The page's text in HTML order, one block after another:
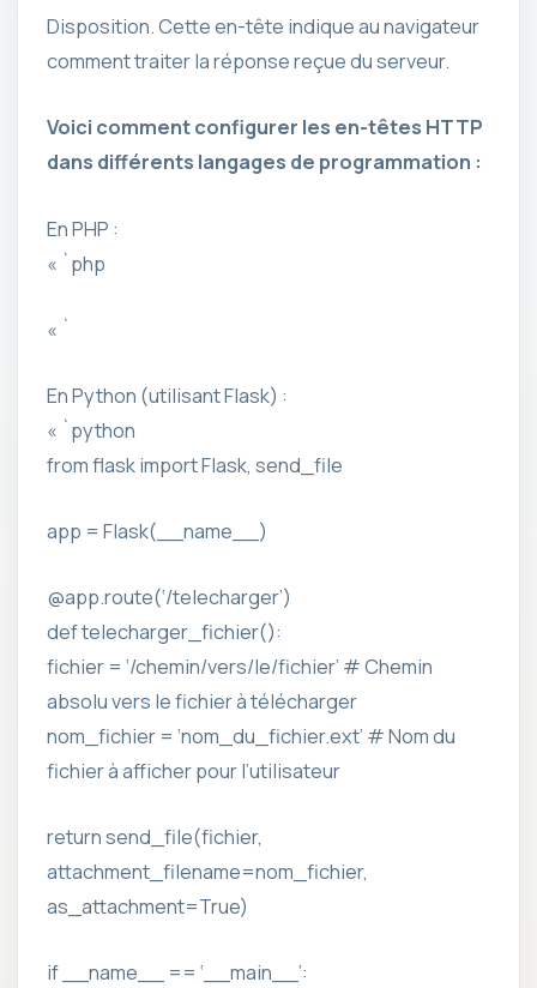
Disposition. Cette en-tête indique au navigateur
comment traiter la réponse reçue du serveur.
Voici comment configurer les en-têtes HTTP
dans différents langages de programmation :
En PHP :
« `php
« `
En Python (utilisant Flask) :
« `python
from flask import Flask, send_file
app = Flask(__name__)
@app.route(‘/telecharger’)
def telecharger_fichier():
fichier = ‘/chemin/vers/le/fichier’ # Chemin
absolu vers le fichier à télécharger
nom_fichier = ‘nom_du_fichier.ext’ # Nom du
fichier à afficher pour l’utilisateur
return send_file(fichier,
attachment_filename=nom_fichier,
as_attachment=True)
if __name__ == ‘__main__’: